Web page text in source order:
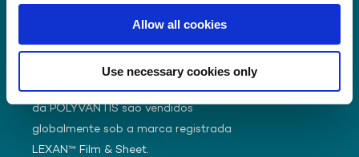
Allow all cookies
Use necessary cookies only
Os filmes e chapas de policarbonato
da POLYVANTIS são vendidos
globalmente sob a marca registrada
LEXAN™ Film & Sheet.